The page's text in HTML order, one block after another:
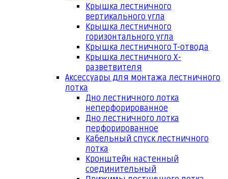
Крышка лестничного
вертикального угла
Крышка лестничного
горизонтального угла
Крышка лестничного Т-отвода
Крышка лестничного Х-
разветвителя
Аксессуары для монтажа лестничного
лотка
Дно лестничного лотка
неперфорированное
Дно лестничного лотка
перфорированное
Кабельный спуск лестничного
лотка
Кронштейн настенный
соединительный